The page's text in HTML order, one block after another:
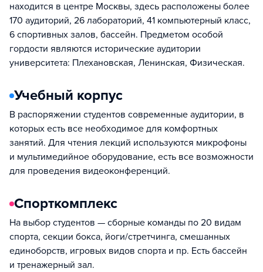
находится в центре Москвы, здесь расположены более
170 аудиторий, 26 лабораторий, 41 компьютерный класс,
6 спортивных залов, бассейн. Предметом особой
гордости являются исторические аудитории
университета: Плехановская, Ленинская, Физическая.
Учебный корпус
В распоряжении студентов современные аудитории, в
которых есть все необходимое для комфортных
занятий. Для чтения лекций используются микрофоны
и мультимедийное оборудование, есть все возможности
для проведения видеоконференций.
Спорткомплекс
На выбор студентов — сборные команды по 20 видам
спорта, секции бокса, йоги/стретчинга, смешанных
единоборств, игровых видов спорта и пр. Есть бассейн
и тренажерный зал.